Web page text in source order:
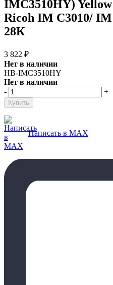
IMC3510HY)
Ricoh IM C3010/
28К
3 822 ₽
Нет в наличии
HB-IMC3510HY
Нет в наличии
-
+
Написать в MAX